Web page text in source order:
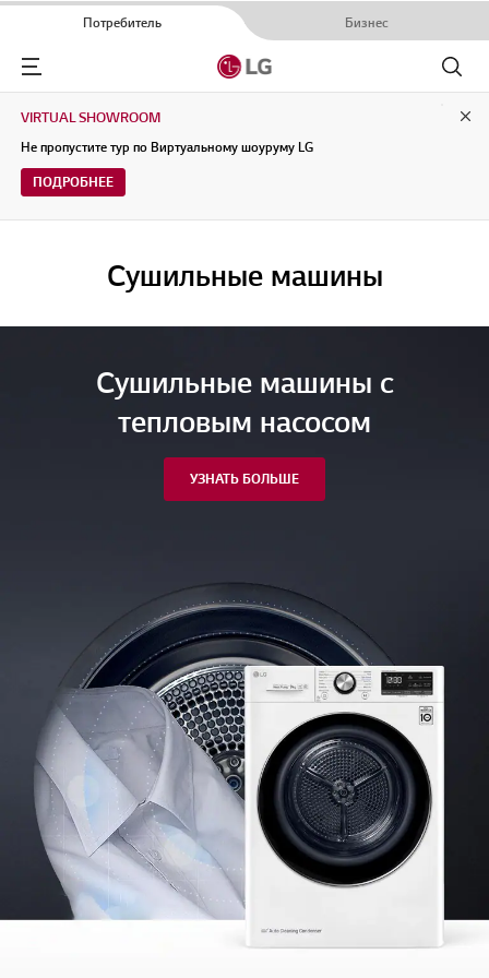
Потребитель Бизнес
Menu
Поиск
VIRTUAL SHOWROOM
Не пропустите тур по Виртуальному шоуруму LG
ПОДРОБНЕЕ
Сушильные машины
Сушильные машины с
тепловым насосом
УЗНАТЬ БОЛЬШЕ